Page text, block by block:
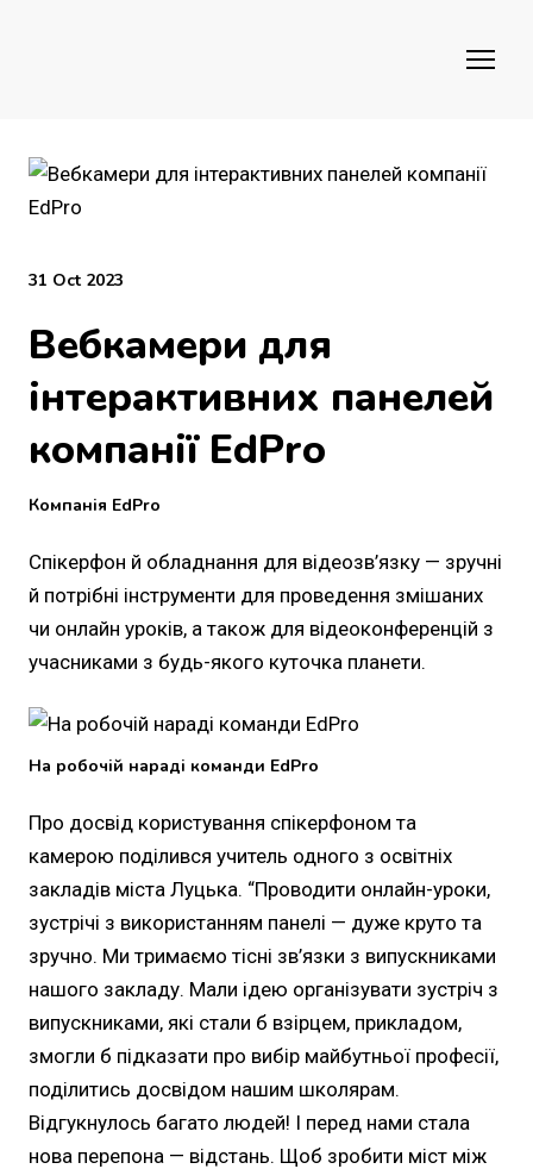
31 Oct 2023
Вебкамери для
інтерактивних панелей
компанії EdPro
Компанія EdPro
Спікерфон й обладнання для відеозв’язку — зручні
й потрібні інструменти для проведення змішаних
чи онлайн уроків, а також для відеоконференцій з
учасниками з будь-якого куточка планети.
На робочій нараді команди EdPro
Про досвід користування спікерфоном та
камерою поділився учитель одного з освітніх
закладів міста Луцька. “Проводити онлайн-уроки,
зустрічі з використанням панелі — дуже круто та
зручно. Ми тримаємо тісні зв’язки з випускниками
нашого закладу. Мали ідею організувати зустріч з
випускниками, які стали б взірцем, прикладом,
змогли б підказати про вибір майбутньої професії,
поділитись досвідом нашим школярам.
Відгукнулось багато людей! І перед нами стала
нова перепона — відстань. Щоб зробити міст між